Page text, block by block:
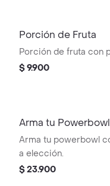
Porción de Fruta
Porción de fruta con
$ 9.900
Arma tu Powerbowl
Arma tu powerbowl
a elección.
$ 23.900